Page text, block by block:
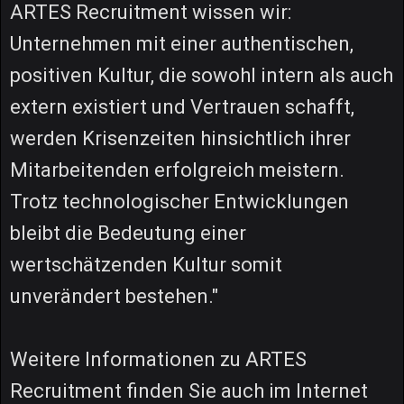
ARTES Recruitment wissen wir:
Unternehmen mit einer authentischen,
positiven Kultur, die sowohl intern als auch
extern existiert und Vertrauen schafft,
werden Krisenzeiten hinsichtlich ihrer
Mitarbeitenden erfolgreich meistern.
Trotz technologischer Entwicklungen
bleibt die Bedeutung einer
wertschätzenden Kultur somit
unverändert bestehen."
Weitere Informationen zu ARTES
Recruitment finden Sie auch im Internet